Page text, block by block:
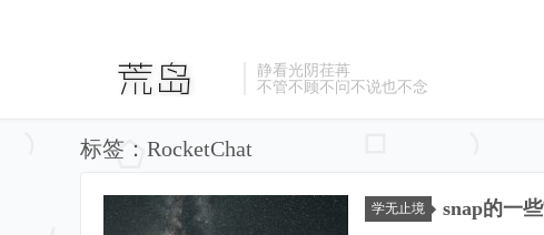
静看光阴荏苒
不管不顾不问不说也不念
标签：RocketChat
学无止境 snap的一